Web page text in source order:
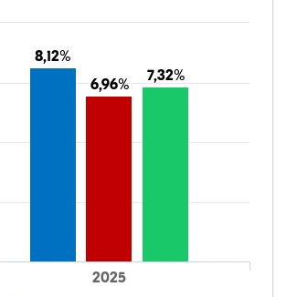
8,12%
8,12%
6,96%
6,96%
7,32%
7,32%
2025